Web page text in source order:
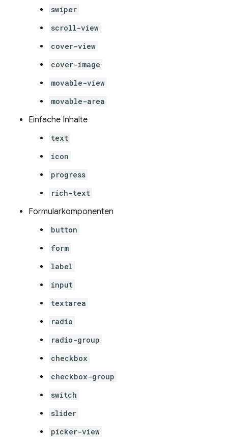
swiper
scroll-view
cover-view
cover-image
movable-view
movable-area
Einfache Inhalte
text
icon
progress
rich-text
Formularkomponenten
button
form
label
input
textarea
radio
radio-group
checkbox
checkbox-group
switch
slider
picker-view